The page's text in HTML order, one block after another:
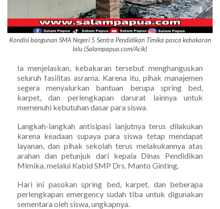
Kondisi bangunan SMA Negeri 5 Sentra Pendidikan Timika pasca kebakaran
lalu (Salampapua.com/Acik)
Ia menjelaskan, kebakaran tersebut menghanguskan
seluruh fasilitas asrama. Karena itu, pihak manajemen
segera menyalurkan bantuan berupa spring bed,
karpet, dan perlengkapan darurat lainnya untuk
memenuhi kebutuhan dasar para siswa.
Langkah-langkah antisipasi lanjutnya terus dilakukan
karena keadaan supaya para siswa tetap mendapat
layanan, dan pihak sekolah terus melakukannya atas
arahan dan petunjuk dari kepala Dinas Pendidikan
Mimika, melalui Kabid SMP Drs. Manto Ginting.
Hari ini pasokan spring bed, karpet, dan beberapa
perlengkapan emergency sudah tiba untuk digunakan
sementara oleh siswa, ungkapnya.